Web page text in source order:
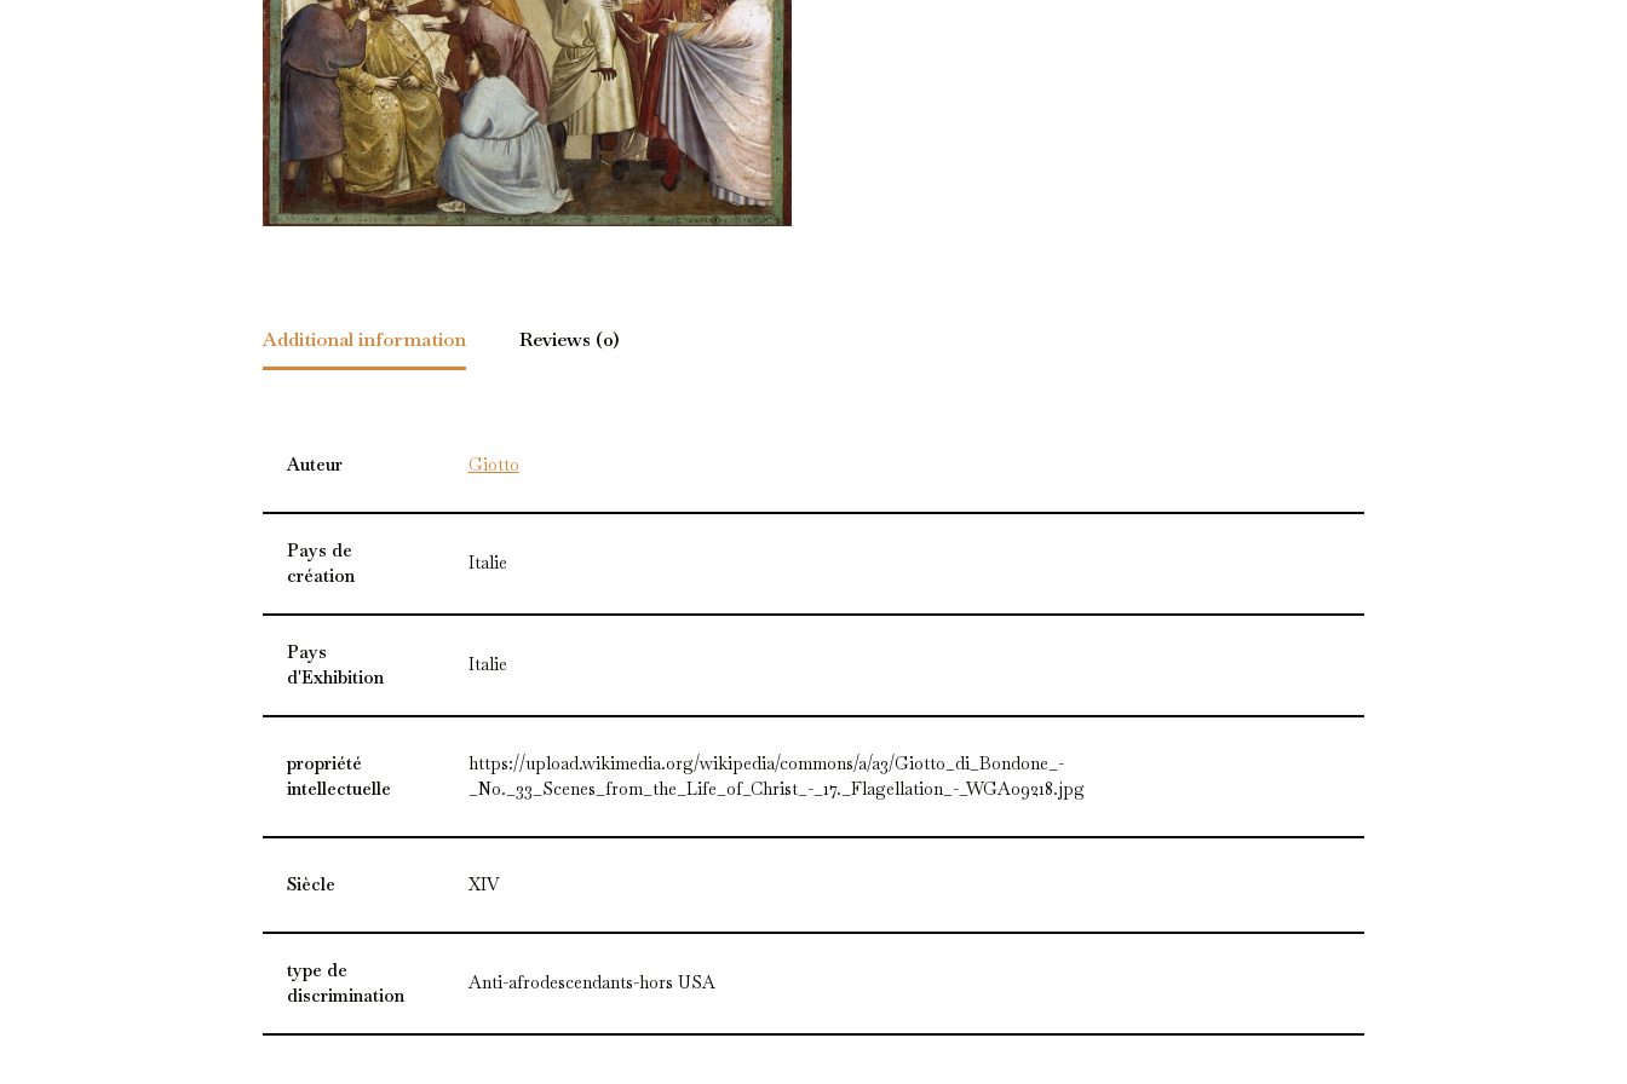
Additional information Reviews (0)
Auteur Giotto
Pays de
création
Italie
Pays
d'Exhibition
Italie
propriété
intellectuelle
https://upload.wikimedia.org/wikipedia/commons/a/a3/Giotto_di_Bondone_-
_No._33_Scenes_from_the_Life_of_Christ_-_17._Flagellation_-_WGA09218.jpg
Siècle XIV
type de
discrimination
Anti-afrodescendants-hors USA